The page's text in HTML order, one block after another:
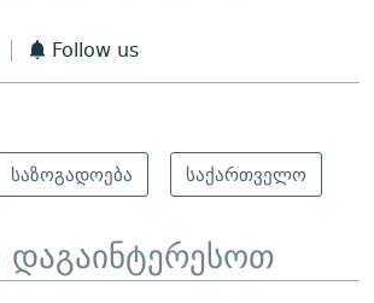
Follow us
საზოგადოება საქართველო
დაგაინტერესოთ